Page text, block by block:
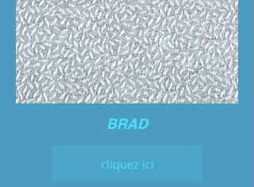
BRAD
cliquez ici